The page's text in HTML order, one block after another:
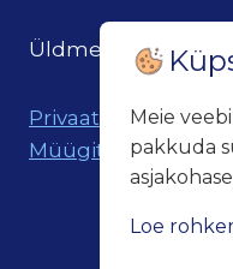
Üldmeil:
Privaatsuspoliitika
Müügitingimused
Meie
pakkuda
Loe